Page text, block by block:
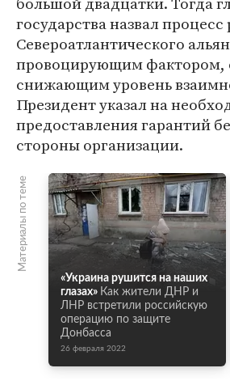
государства назвал
Североатлантического
провоцирующим фактором,
снижающим уровень
Президент указал на
предоставления гарантий
стороны организации.
Материалы по теме
«Украина рушится на наших
глазах» Как жители ДНР и
ЛНР встретили российскую
операцию по защите
Донбасса
26 февраля 2022